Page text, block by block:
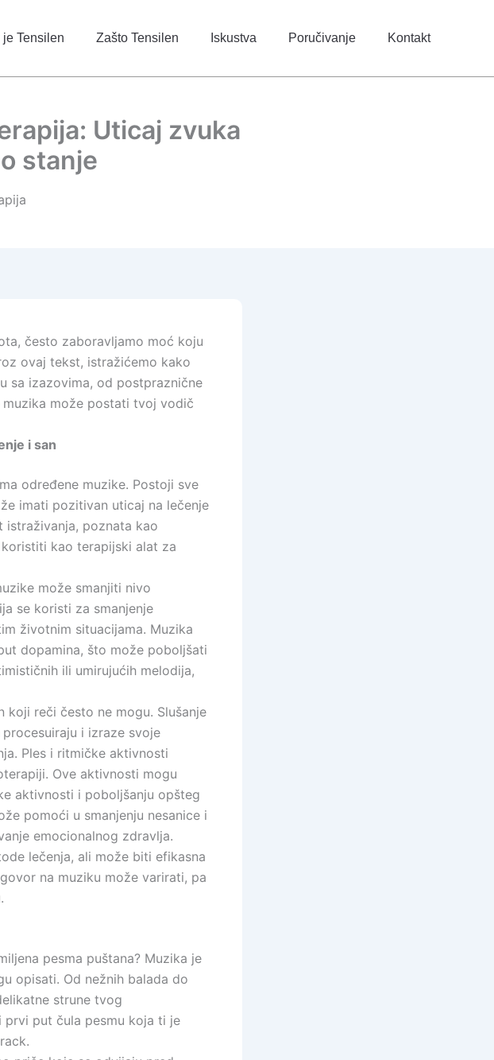
je Tensilen Zašto Tensilen Iskustva Poručivanje Kontakt
Uticaj zvuka
stanje
često zaboravljamo moć koju
ovaj tekst, istražićemo kako
sa izazovima, od postpraznične
može postati tvoj vodič
i san
određene muzike. Postoji sve
imati pozitivan uticaj na lečenje
istraživanja, poznata kao
kao terapijski alat za
može smanjiti nivo
se koristi za smanjenje
životnim situacijama. Muzika
dopamina, što može poboljšati
ili umirujućih melodija,
koji reči često ne mogu. Slušanje
i izraze svoje
Ples i ritmičke aktivnosti
Ove aktivnosti mogu
aktivnosti i poboljšanju opšteg
pomoći u smanjenju nesanice i
emocionalnog zdravlja.
lečenja, ali može biti efikasna
na muziku može varirati, pa
pesma puštana? Muzika je
opisati. Od nežnih balada do
strune tvog
prvi put čula pesmu koja ti je